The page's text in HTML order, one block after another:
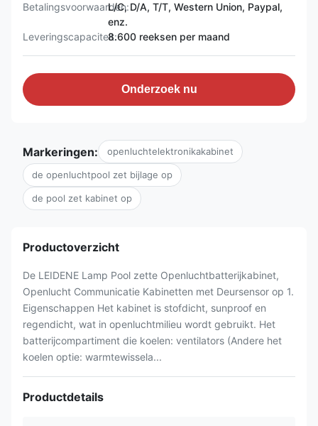
Betalingsvoorwaarden:L/C, D/A, T/T, Western Union, Paypal,
enz.
Leveringscapaciteit:8.600 reeksen per maand
Onderzoek nu
Markeringen: openluchtelektronikakabinet
de openluchtpool zet bijlage op
de pool zet kabinet op
Productoverzicht
De LEIDENE Lamp Pool zette Openluchtbatterijkabinet,
Openlucht Communicatie Kabinetten met Deursensor op 1.
Eigenschappen Het kabinet is stofdicht, sunproof en
regendicht, wat in openluchtmilieu wordt gebruikt. Het
batterijcompartiment die koelen: ventilators (Andere het
koelen optie: warmtewissela...
Productdetails